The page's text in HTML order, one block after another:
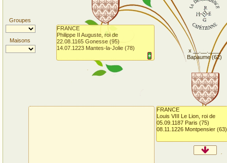
Groupes
Maisons
FRANCE
Louis VIII Le Lion, roi de
05.09.1187 Paris (75)
08.11.1226 Montpensier (63)
+
FRANCE
Philippe II Auguste, roi de
22.08.1165 Gonesse (95)
14.07.1223 Mantes-la-Jolie (78)
x __.__.____
Bapaume (62)